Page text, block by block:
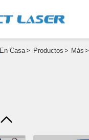
En Casa> Productos > Más >